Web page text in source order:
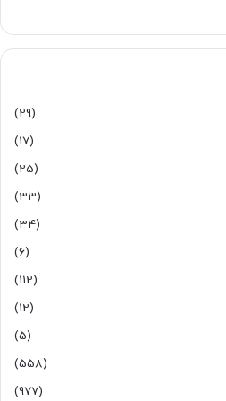
(29)
(17)
(25)
(33)
(34)
(6)
(112)
(12)
(5)
(558)
(977)